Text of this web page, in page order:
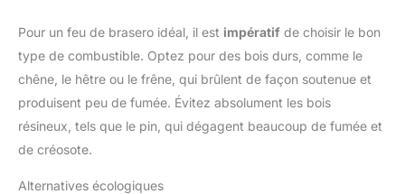
Pour un feu de brasero idéal, il est impératif de choisir le bon
type de combustible. Optez pour des bois durs, comme le
chêne, le hêtre ou le frêne, qui brûlent de façon soutenue et
produisent peu de fumée. Évitez absolument les bois
résineux, tels que le pin, qui dégagent beaucoup de fumée et
de créosote.
Alternatives écologiques